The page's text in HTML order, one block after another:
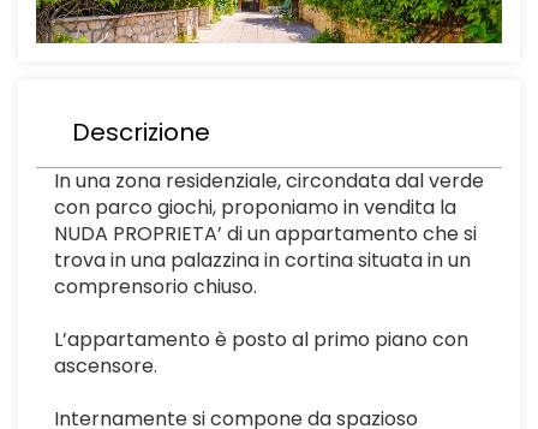
Descrizione
In una zona residenziale, circondata dal verde
con parco giochi, proponiamo in vendita la
NUDA PROPRIETA’ di un appartamento che si
trova in una palazzina in cortina situata in un
comprensorio chiuso.
L’appartamento è posto al primo piano con
ascensore.
Internamente si compone da spazioso